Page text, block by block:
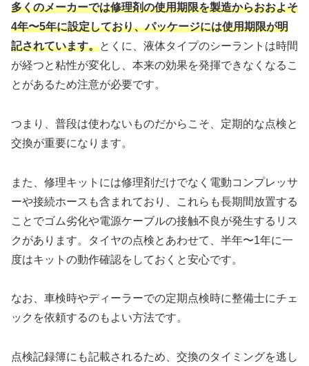
多くのメーカーでは修理剤の使用期限を製造からおおよそ
4年〜5年に設定しており、パッケージには使用期限が明
記されています。とくに、液体タイプのシーラントは時間
が経つと粘性が変化し、本来の効果を発揮できなくなるこ
とがあるため注意が必要です。
つまり、普段は使わないものだからこそ、定期的な点検と
交換が重要になります。
また、修理キットには修理剤だけでなく電動コンプレッサ
ーや接続ホースも含まれており、これらも長期間放置する
ことでゴム劣化や電源ケーブルの接触不良が発生するリス
クがあります。タイヤの点検とあわせて、半年〜1年に一
度はキットの動作確認をしておくと安心です。
なお、車検時やディーラーでの定期点検時に整備士にチェ
ックを依頼するのもよい方法です。
点検記録簿にも記載されるため、交換のタイミングを逃し